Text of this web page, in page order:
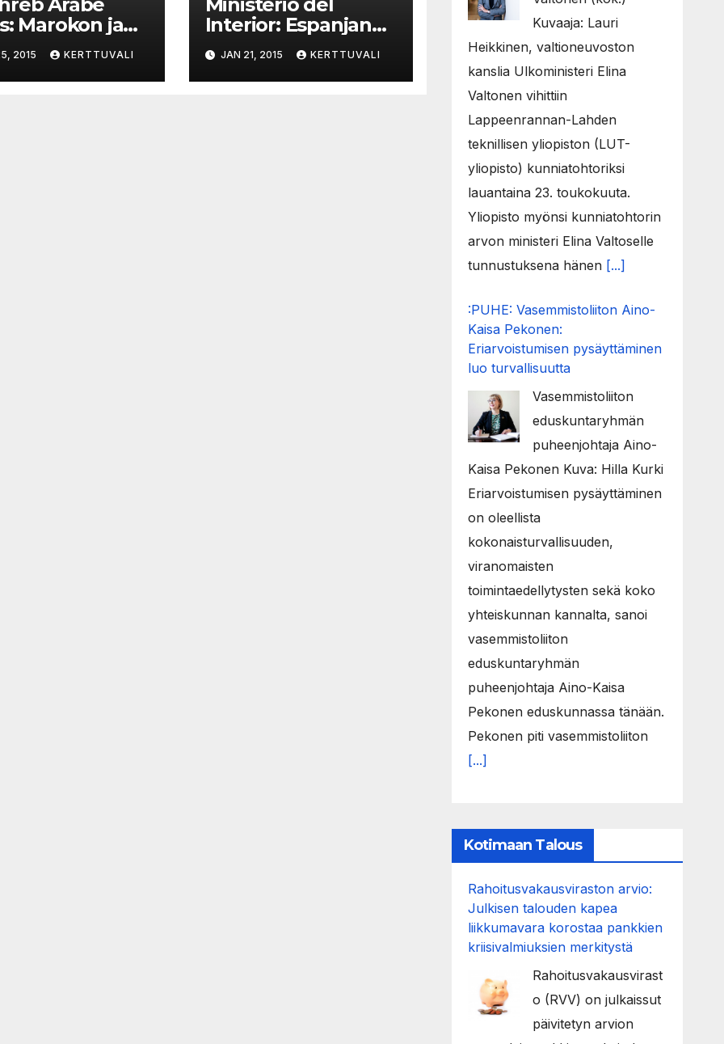
Arabe
Marokon ja
2015 KERTTUVALI
Ministerio del
Interior: Espanjan
poliisi hajotti
alaikäisiä
tarjonneen
JAN 21, 2015 KERTTUVALI
Kuvaaja: Lauri
Heikkinen, valtioneuvoston
kanslia Ulkoministeri Elina
Valtonen vihittiin
Lappeenrannan-Lahden
teknillisen yliopiston (LUT-
yliopisto) kunniatohtoriksi
lauantaina 23. toukokuuta.
Yliopisto myönsi kunniatohtorin
arvon ministeri Elina Valtoselle
tunnustuksena hänen [...]
:PUHE: Vasemmistoliiton Aino-
Kaisa Pekonen:
Eriarvoistumisen pysäyttäminen
luo turvallisuutta
Vasemmistoliiton
eduskuntaryhmän
puheenjohtaja Aino-
Kaisa Pekonen Kuva: Hilla Kurki
Eriarvoistumisen pysäyttäminen
on oleellista
kokonaisturvallisuuden,
viranomaisten
toimintaedellytysten sekä koko
yhteiskunnan kannalta, sanoi
vasemmistoliiton
eduskuntaryhmän
puheenjohtaja Aino-Kaisa
Pekonen eduskunnassa tänään.
Pekonen piti vasemmistoliiton
[...]
Kotimaan Talous
Rahoitusvakausviraston arvio:
Julkisen talouden kapea
liikkumavara korostaa pankkien
kriisivalmiuksien merkitystä
Rahoitusvakausvirast
o (RVV) on julkaissut
päivitetyn arvion